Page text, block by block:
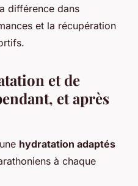
différence dans
et la récupération
et de
et après
hydratation adaptés
à chaque